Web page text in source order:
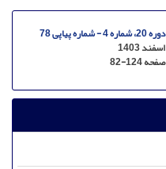
دوره 20، شماره 4 - شماره پیاپی 78
اسفند 1403
صفحه82-124